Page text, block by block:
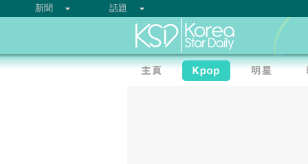
新聞 話題